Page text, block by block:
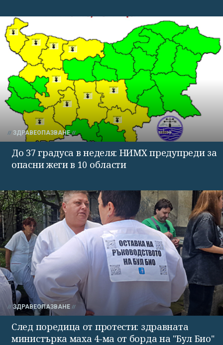
ЗДРАВЕОПАЗВАНЕ
До 37 градуса в неделя: НИМХ предупреди за
опасни жеги в 10 области
ЗДРАВЕОПАЗВАНЕ
След поредица от протести: здравната
министърка маха 4-ма от борда на "Бул Био"